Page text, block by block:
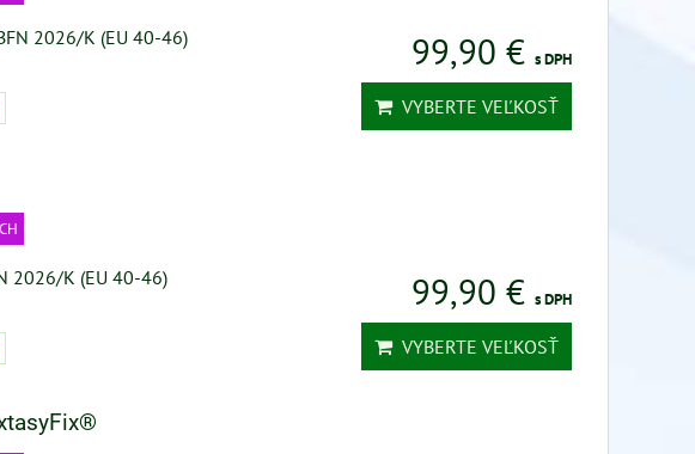
2026/K (EU 40-46)
99,90 € s DPH
VYBERTE VEĽKOSŤ
2026/K (EU 40-46)
99,90 € s DPH
VYBERTE VEĽKOSŤ